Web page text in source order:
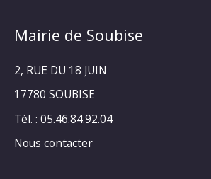
Mairie de Soubise
2, RUE DU 18 JUIN
17780 SOUBISE
Tél. : 05.46.84.92.04
Nous contacter